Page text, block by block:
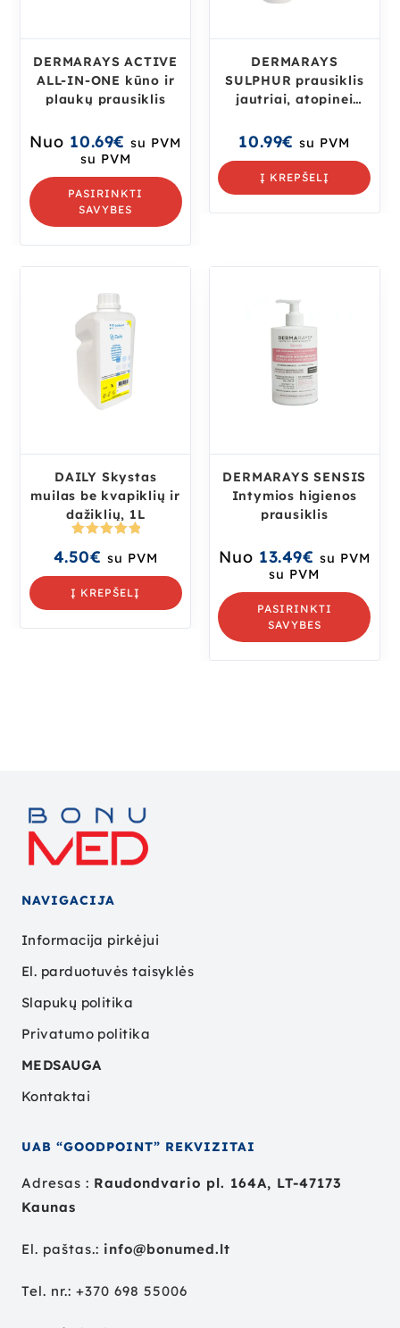
DERMARAYS ACTIVE
ALL-IN-ONE kūno ir
plaukų prausiklis
Nuo 10.69€ su PVM
su PVM
PASIRINKTI
SAVYBES
DERMARAYS
SULPHUR prausiklis
jautriai, atopinei
10.99€ su PVM
Į KREPŠELĮ
DAILY Skystas
muilas be kvapiklių ir
dažiklių, 1L
s:5.00 iš
5
4.50€ su PVM
Į KREPŠELĮ
DERMARAYS SENSIS
Intymios higienos
prausiklis
Nuo 13.49€ su PVM
su PVM
PASIRINKTI
SAVYBES
NAVIGACIJA
Informacija pirkėjui
El. parduotuvės taisyklės
Slapukų politika
Privatumo politika
MEDSAUGA
Kontaktai
UAB “GOODPOINT” REKVIZITAI
Adresas : Raudondvario pl. 164A, LT-47173
Kaunas
El. paštas.: info@bonumed.lt
Tel. nr.: +370 698 55006